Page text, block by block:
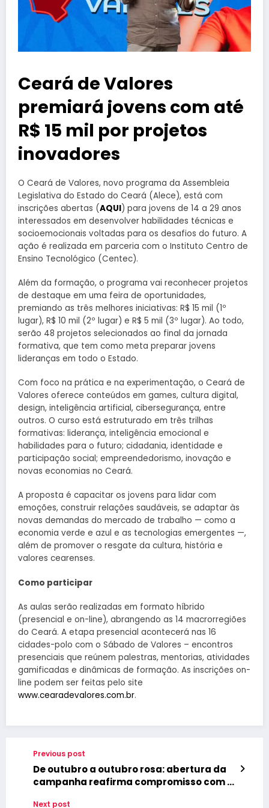
Ceará de Valores
premiará jovens com até
R$ 15 mil por projetos
inovadores
O Ceará de Valores, novo programa da Assembleia
Legislativa do Estado do Ceará (Alece), está com
inscrições abertas (AQUI) para jovens de 14 a 29 anos
interessados em desenvolver habilidades técnicas e
socioemocionais voltadas para os desafios do futuro. A
ação é realizada em parceria com o Instituto Centro de
Ensino Tecnológico (Centec).
Além da formação, o programa vai reconhecer projetos
de destaque em uma feira de oportunidades,
premiando as três melhores iniciativas: R$ 15 mil (1º
lugar), R$ 10 mil (2º lugar) e R$ 5 mil (3º lugar). Ao todo,
serão 48 projetos selecionados ao final da jornada
formativa, que tem como meta preparar jovens
lideranças em todo o Estado.
Com foco na prática e na experimentação, o Ceará de
Valores oferece conteúdos em games, cultura digital,
design, inteligência artificial, cibersegurança, entre
outros. O curso está estruturado em três trilhas
formativas: liderança, inteligência emocional e
habilidades para o futuro; cidadania, identidade e
participação social; empreendedorismo, inovação e
novas economias no Ceará.
A proposta é capacitar os jovens para lidar com
emoções, construir relações saudáveis, se adaptar às
novas demandas do mercado de trabalho — como a
economia verde e azul e as tecnologias emergentes —,
além de promover o resgate da cultura, história e
valores cearenses.
Como participar
As aulas serão realizadas em formato híbrido
(presencial e on-line), abrangendo as 14 macrorregiões
do Ceará. A etapa presencial acontecerá nas 16
cidades-polo com o Sábado de Valores – encontros
presenciais que reúnem palestras, mentorias, atividades
gamificadas e dinâmicas de formação. As inscrições on-
line podem ser feitas pelo site
www.cearadevalores.com.br.
Previous post
De outubro a outubro rosa: abertura da
campanha reafirma compromisso com a
Next post